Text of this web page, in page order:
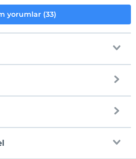
yorumlar (33)
Wi-fi